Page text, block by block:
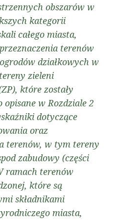
obszarów w
kategorii
całego miasta,
terenów
działkowych w
zieleni
które zostały
opisane w Rozdziale 2
dotyczące
oraz
terenów, w tym tereny
zabudowy (części
ramach terenów
które są
składnikami
miasta,